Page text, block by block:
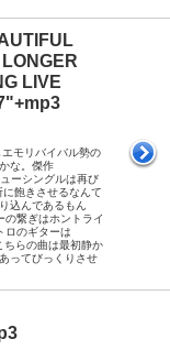
LIVE
モリバイバル勢の
な。傑作
ーシングルは再び
飽きさせるなんて
込んであるもん
の繋ぎはホントライ
ロのギターは
ちらの曲は最初静か
ってびっくりさせ